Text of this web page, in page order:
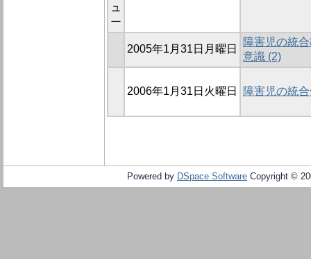
ュ
ー
2005年1月31日月曜日
障害児の統
意識 (2)
2006年1月31日火曜日 障害児の統
Powered by DSpace Software Copyright ©